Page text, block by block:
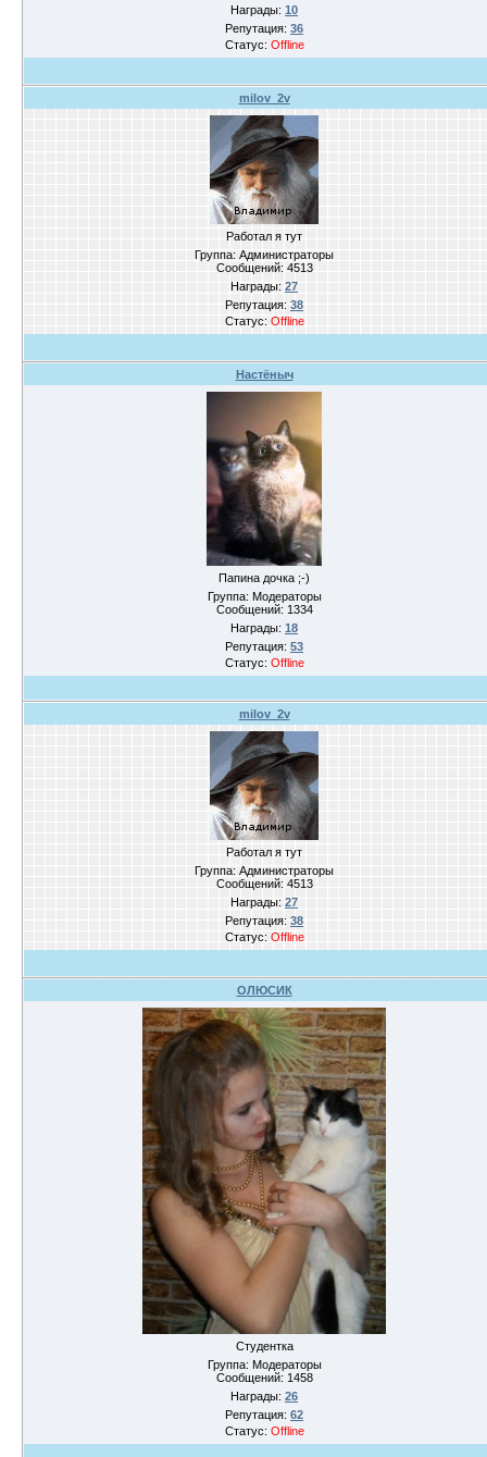
Награды: 10
Репутация: 36
Статус: Offline
milov_2v
Работал я тут
Группа: Администраторы
Сообщений: 4513
Награды: 27
Репутация: 38
Статус: Offline
Настёныч
Папина дочка ;-)
Группа: Модераторы
Сообщений: 1334
Награды: 18
Репутация: 53
Статус: Offline
milov_2v
Работал я тут
Группа: Администраторы
Сообщений: 4513
Награды: 27
Репутация: 38
Статус: Offline
ОЛЮСИК
Студентка
Группа: Модераторы
Сообщений: 1458
Награды: 26
Репутация: 62
Статус: Offline